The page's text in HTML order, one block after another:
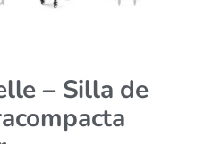
– Silla de